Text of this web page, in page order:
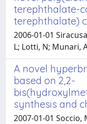
terephthalate-
terephthalate)
2006-01-01
L; Lotti, N; Munari,
A novel
based on 2,2-
synthesis and
2007-01-01 Soccio,